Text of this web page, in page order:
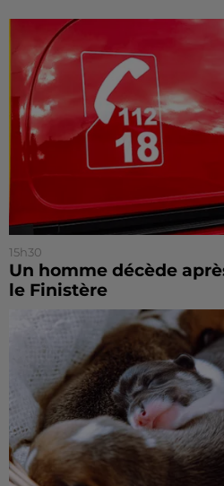
15h30
Un homme décède
le Finistère